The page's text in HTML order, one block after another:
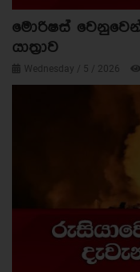
මොරිෂස්
යාත්‍රාව
Wednesday / 5 / 2026